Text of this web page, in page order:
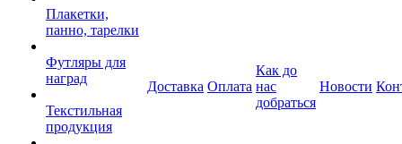
Плакетки,
панно, тарелки
Футляры для
наград
Текстильная
продукция
Доставка Оплата
Как до
нас
добраться
Новости